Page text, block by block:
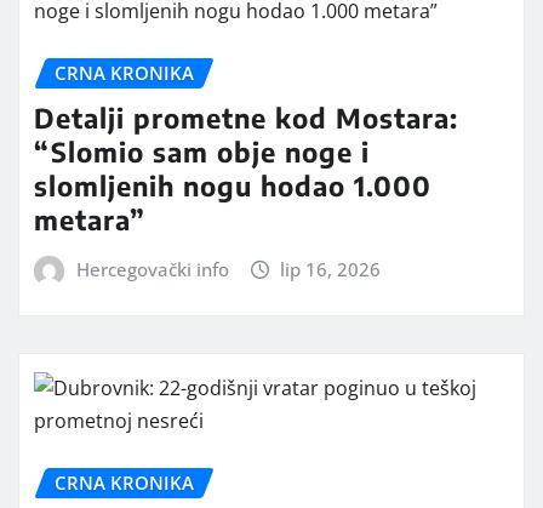
CRNA KRONIKA
Detalji prometne kod Mostara:
“Slomio sam obje noge i
slomljenih nogu hodao 1.000
metara”
Hercegovački info lip 16, 2026
CRNA KRONIKA